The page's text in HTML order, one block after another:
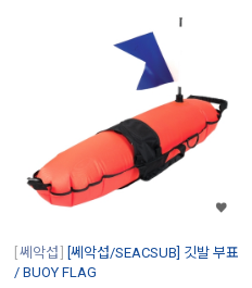
쎄악섭
[쎄악섭/SEACSUB] 깃발 부표
/ BUOY FLAG